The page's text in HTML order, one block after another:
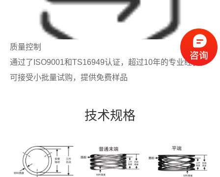
质量控制
通过了ISO9001和TS16949认证，超过10年的专业经验，
可接受小批量试购，提供免费样品
技术规格